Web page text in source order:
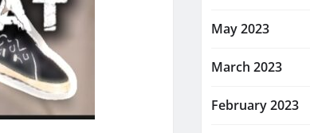
May 2023
March 2023
February 2023